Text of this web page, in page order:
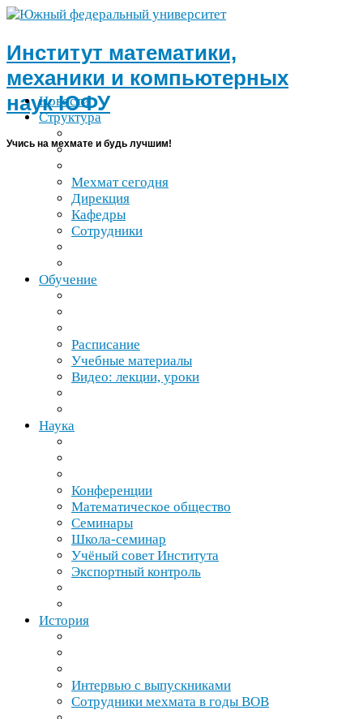
Институт математики,
механики и компьютерных
наукЮФУ
Учись на мехмате и будь лучшим!
Новости
Структура
Мехмат сегодня
Дирекция
Кафедры
Сотрудники
Обучение
Расписание
Учебные материалы
Видео: лекции, уроки
Наука
Конференции
Математическое общество
Семинары
Школа-​семинар
Учёный совет Института
Экспортный контроль
История
Интервью с выпускниками
Сотрудники мехмата в годы ВОВ